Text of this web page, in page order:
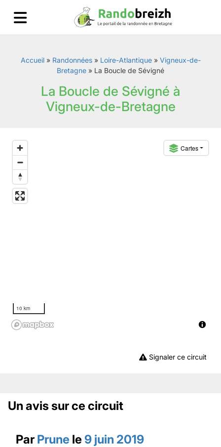
Accueil» Randonnées» Loire-Atlantique» Vigneux-de-
Bretagne » La Boucle de Sévigné
La Boucle de Sévigné à
Vigneux-de-Bretagne
Cartes
10 km
Signaler ce circuit
Un avis sur ce circuit
Par Prune le 9 juin 2019